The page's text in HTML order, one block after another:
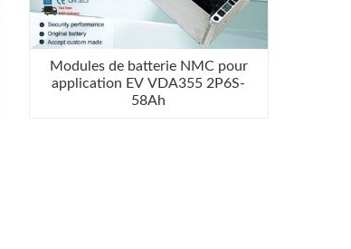
Modules de batterie NMC pour
application EV VDA355 2P6S-
58Ah